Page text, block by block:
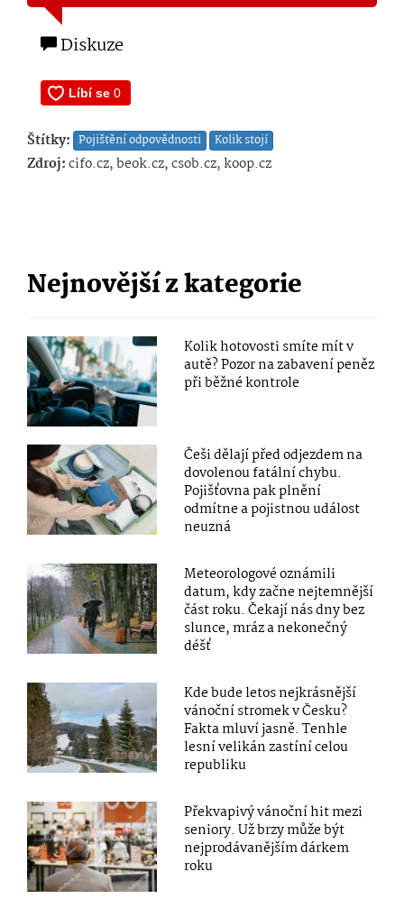
Diskuze
Štítky: Pojištění odpovědnosti Kolik stojí
Zdroj:cifo.cz, beok.cz, csob.cz, koop.cz
Nejnovější z kategorie
Kolik hotovosti smíte mít v
autě? Pozor na zabavení peněz
při běžné kontrole
Češi dělají před odjezdem na
dovolenou fatální chybu.
Pojišťovna pak plnění
odmítne a pojistnou událost
neuzná
Meteorologové oznámili
datum, kdy začne nejtemnější
část roku. Čekají nás dny bez
slunce, mráz a nekonečný
déšť
Kde bude letos nejkrásnější
vánoční stromek v Česku?
Fakta mluví jasně. Tenhle
lesní velikán zastíní celou
republiku
Překvapivý vánoční hit mezi
seniory. Už brzy může být
nejprodávanějším dárkem
roku